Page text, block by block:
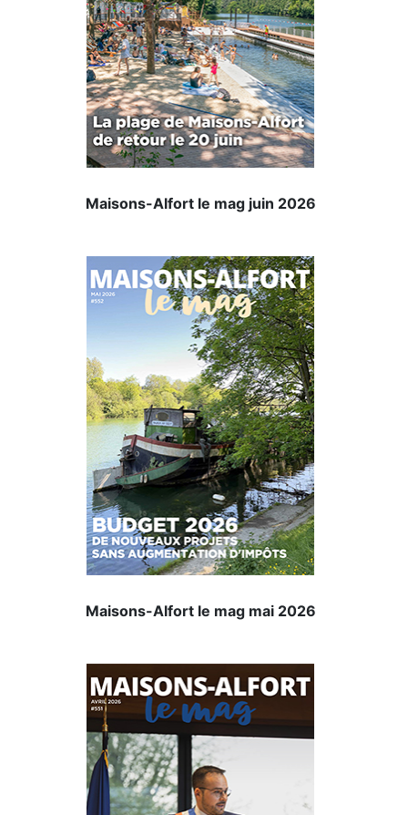
Maisons-Alfort le mag juin 2026
Maisons-Alfort le mag mai 2026